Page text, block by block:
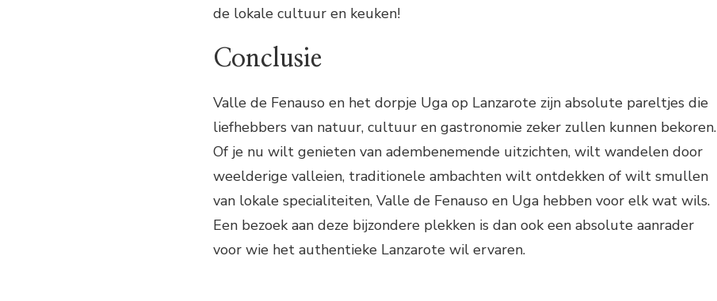
de lokale cultuur en keuken!
Conclusie
Valle de Fenauso en het dorpje Uga op Lanzarote zijn absolute pareltjes die
liefhebbers van natuur, cultuur en gastronomie zeker zullen kunnen bekoren.
Of je nu wilt genieten van adembenemende uitzichten, wilt wandelen door
weelderige valleien, traditionele ambachten wilt ontdekken of wilt smullen
van lokale specialiteiten, Valle de Fenauso en Uga hebben voor elk wat wils.
Een bezoek aan deze bijzondere plekken is dan ook een absolute aanrader
voor wie het authentieke Lanzarote wil ervaren.